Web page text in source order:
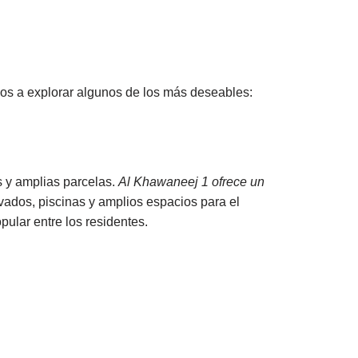
a explorar algunos de los más deseables:
y amplias parcelas. Al Khawaneej 1 ofrece un
piscinas y amplios espacios para el
entre los residentes.